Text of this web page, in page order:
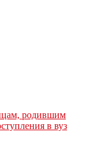
родившим
в вуз